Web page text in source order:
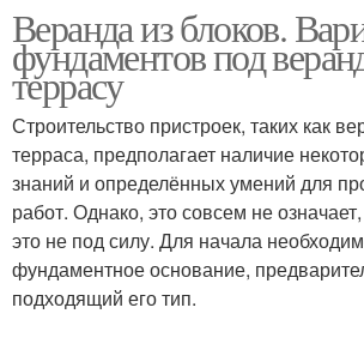
Веранда из блоков.
фундаментов под
террасу
Строительство пристроек, таких как
терраса, предполагает наличие
знаний и определённых умений для
работ. Однако, это совсем не
это не под силу. Для начала
фундаментное основание,
подходящий его тип.